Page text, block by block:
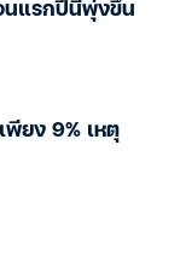
นแรกปีนี้พุ่งขึ้น
พียง 9% เหตุ